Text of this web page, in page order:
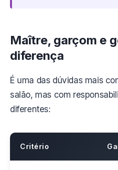
Maître, garçom e
diferença
É uma das dúvidas mais
salão, mas com
diferentes:
Critério